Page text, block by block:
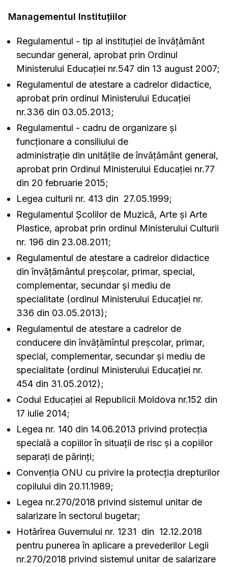
Managementul Instituțiilor
Regulamentul - tip al instituției de învățământ
secundar general, aprobat prin Ordinul
Ministerului Educației nr.547 din 13 august 2007;
Regulamentul de atestare a cadrelor didactice,
aprobat prin ordinul Ministerului Educației
nr.336 din 03.05.2013;
Regulamentul - cadru de organizare și
funcționare a consiliului de
administrație din unitățile de învățământ general,
aprobat prin Ordinul Ministerului Educației nr.77
din 20 februarie 2015;
Legea culturii nr. 413 din 27.05.1999;
Regulamentul Școlilor de Muzică, Arte și Arte
Plastice, aprobat prin ordinul Ministerului Culturii
nr. 196 din 23.08.2011;
Regulamentul de atestare a cadrelor didactice
din învățământul preșcolar, primar, special,
complementar, secundar și mediu de
specialitate (ordinul Ministerului Educației nr.
336 din 03.05.2013);
Regulamentul de atestare a cadrelor de
conducere din învăţămîntul preşcolar, primar,
special, complementar, secundar şi mediu de
specialitate (ordinul Ministerului Educației nr.
454 din 31.05.2012);
Codul Educației al Republicii Moldova nr.152 din
17 iulie 2014;
Legea nr. 140 din 14.06.2013 privind protecția
specială a copiilor în situații de risc și a copiilor
separați de părinți;
Convenţia ONU cu privire la protecția drepturilor
copilului din 20.11.1989;
Legea nr.270/2018 privind sistemul unitar de
salarizare în sectorul bugetar;
Hotărîrea Guvernului nr. 1231 din 12.12.2018
pentru punerea în aplicare a prevederilor Legii
nr.270/2018 privind sistemul unitar de salarizare